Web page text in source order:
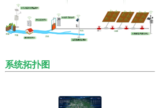
系统拓扑图